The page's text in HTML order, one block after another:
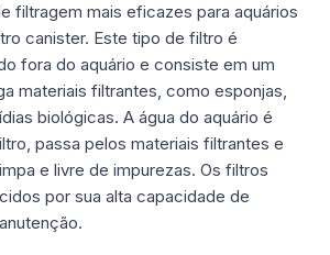
filtragem mais eficazes para aquários
canister. Este tipo de filtro é
fora do aquário e consiste em um
materiais filtrantes, como esponjas,
biológicas. A água do aquário é
passa pelos materiais filtrantes e
e livre de impurezas. Os filtros
por sua alta capacidade de